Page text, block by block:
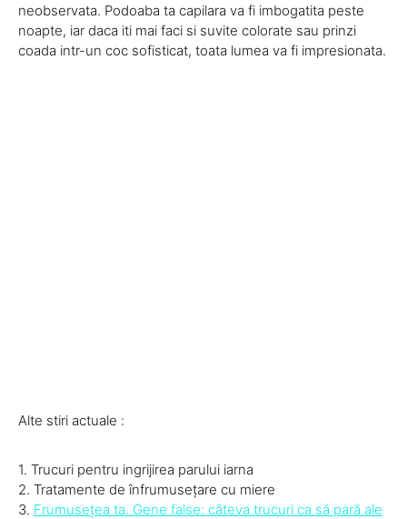
neobservata. Podoaba ta capilara va fi imbogatita peste
noapte, iar daca iti mai faci si suvite colorate sau prinzi
coada intr-un coc sofisticat, toata lumea va fi impresionata.
Alte stiri actuale :
1. Trucuri pentru ingrijirea parului iarna
2. Tratamente de înfrumuseţare cu miere
3. Frumuseţea ta. Gene false: câteva trucuri ca să pară ale